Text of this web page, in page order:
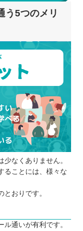
う5つのメリ
なくありません。
ることには、様々な
おりです。
通いが有利です。